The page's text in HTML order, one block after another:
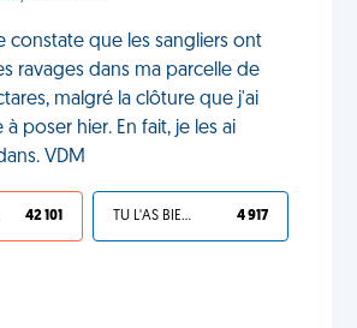
constate que les sangliers ont
ravages dans ma parcelle de
malgré la clôture que j'ai
à poser hier. En fait, je les ai
VDM
42 101 TU L'AS BIEN MÉRITÉ 4 917